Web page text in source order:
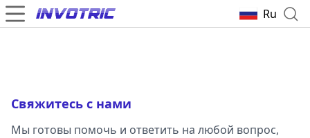
Ru
Свяжитесь с нами
Мы готовы помочь и ответить на любой вопрос,